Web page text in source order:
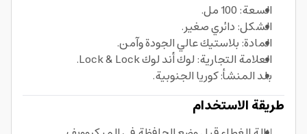
السعة: 100 مل.
الشكل: دائري صغير.
المادة: بلاستيك عالي الجودة وآمن.
العلامة التجارية: لوك أند لوك Lock & Lock.
بلد المنشأ: كوريا الجنوبية.
طريقة الاستخدام